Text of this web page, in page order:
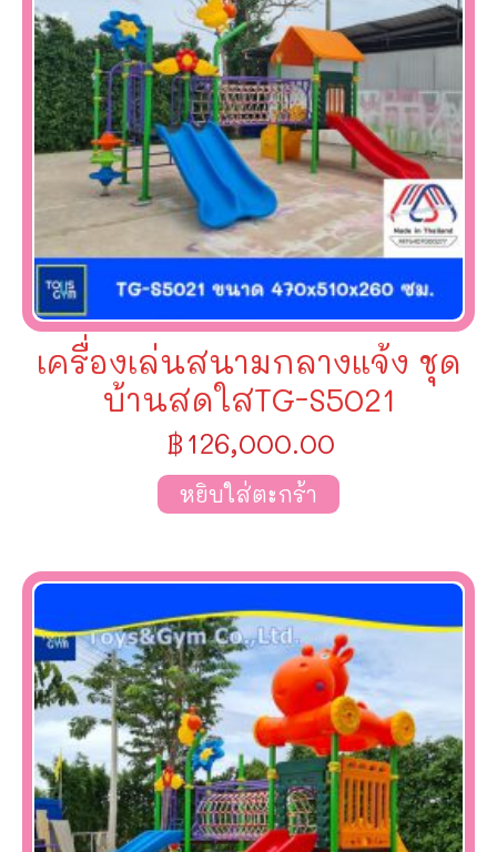
เครื่องเล่นสนามกลางแจ้ง ชุด
บ้านสดใสTG-S5021
฿126,000.00
หยิบใส่ตะกร้า